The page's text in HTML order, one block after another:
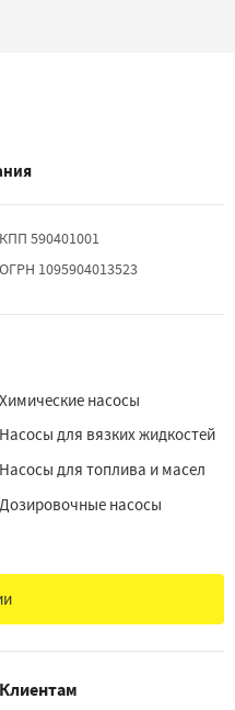
КПП 590401001
ОГРН 1095904013523
Химические насосы
Насосы для вязких жидкостей
Насосы для топлива и масел
Дозировочные насосы
Клиентам